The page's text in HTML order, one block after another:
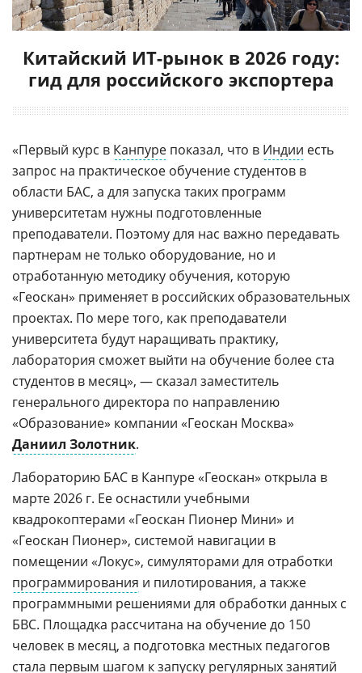
Китайский ИТ-рынок в 2026 году:
гид для российского экспортера
«Первый курс в Канпуре показал, что в Индии есть
запрос на практическое обучение студентов в
области БАС, а для запуска таких программ
университетам нужны подготовленные
преподаватели. Поэтому для нас важно передавать
партнерам не только оборудование, но и
отработанную методику обучения, которую
«Геоскан» применяет в российских образовательных
проектах. По мере того, как преподаватели
университета будут наращивать практику,
лаборатория сможет выйти на обучение более ста
студентов в месяц», — сказал заместитель
генерального директора по направлению
«Образование» компании «Геоскан Москва»
Даниил Золотник.
Лабораторию БАС в Канпуре «Геоскан» открыла в
марте 2026 г. Ее оснастили учебными
квадрокоптерами «Геоскан Пионер Мини» и
«Геоскан Пионер», системой навигации в
помещении «Локус», симуляторами для отработки
программирования и пилотирования, а также
программными решениями для обработки данных с
БВС. Площадка рассчитана на обучение до 150
человек в месяц, а подготовка местных педагогов
стала первым шагом к запуску регулярных занятий